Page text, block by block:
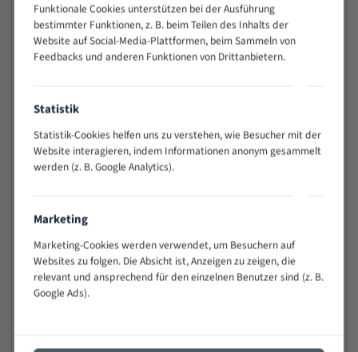
> 500
0,75/1,25
Vorteile:
Widerstandsfähig gegen Zahnbruch auch bei
schwierigen Werkstücken (Materialmischung,
wechselnde Verbindungslängen)
Sehr geringe Vibration
Technische Beschreibung:
Positiver Spanwinkel
Bandkörper aus hochlegiertem Federstahl
Funktionale Cookies unterstützen bei der Ausführung
bestimmter Funktionen, z. B. beim Teilen des Inhalts der
Website auf Social-Media-Plattformen, beim Sammeln von
Feedbacks und anderen Funktionen von Drittanbietern.
Statistik
Statistik-Cookies helfen uns zu verstehen, wie Besucher mit der
Website interagieren, indem Informationen anonym gesammelt
werden (z. B. Google Analytics).
Marketing
Marketing-Cookies werden verwendet, um Besuchern auf
Websites zu folgen. Die Absicht ist, Anzeigen zu zeigen, die
relevant und ansprechend für den einzelnen Benutzer sind (z. B.
Google Ads).